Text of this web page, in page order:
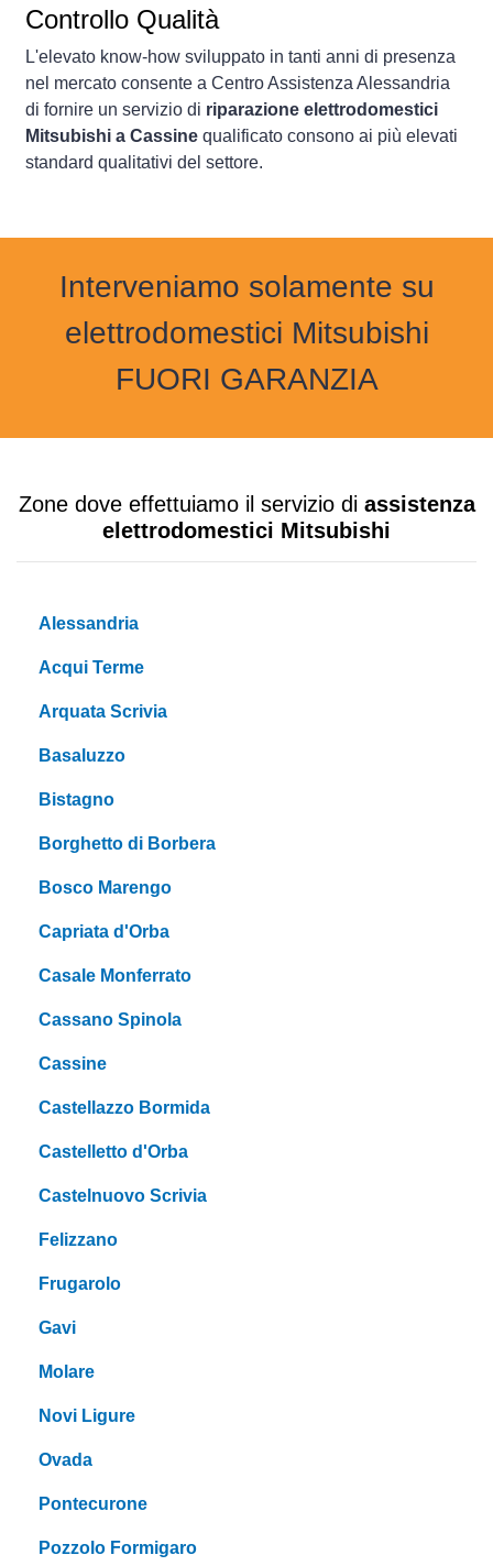
Controllo Qualità
L'elevato know-how sviluppato in tanti anni di presenza
nel mercato consente a Centro Assistenza Alessandria
di fornire un servizio di riparazione elettrodomestici
Mitsubishi a Cassine qualificato consono ai più elevati
standard qualitativi del settore.
Interveniamo solamente su
elettrodomestici Mitsubishi
FUORI GARANZIA
Zone dove effettuiamo il servizio di assistenza
elettrodomestici Mitsubishi
Alessandria
Acqui Terme
Arquata Scrivia
Basaluzzo
Bistagno
Borghetto di Borbera
Bosco Marengo
Capriata d'Orba
Casale Monferrato
Cassano Spinola
Cassine
Castellazzo Bormida
Castelletto d'Orba
Castelnuovo Scrivia
Felizzano
Frugarolo
Gavi
Molare
Novi Ligure
Ovada
Pontecurone
Pozzolo Formigaro